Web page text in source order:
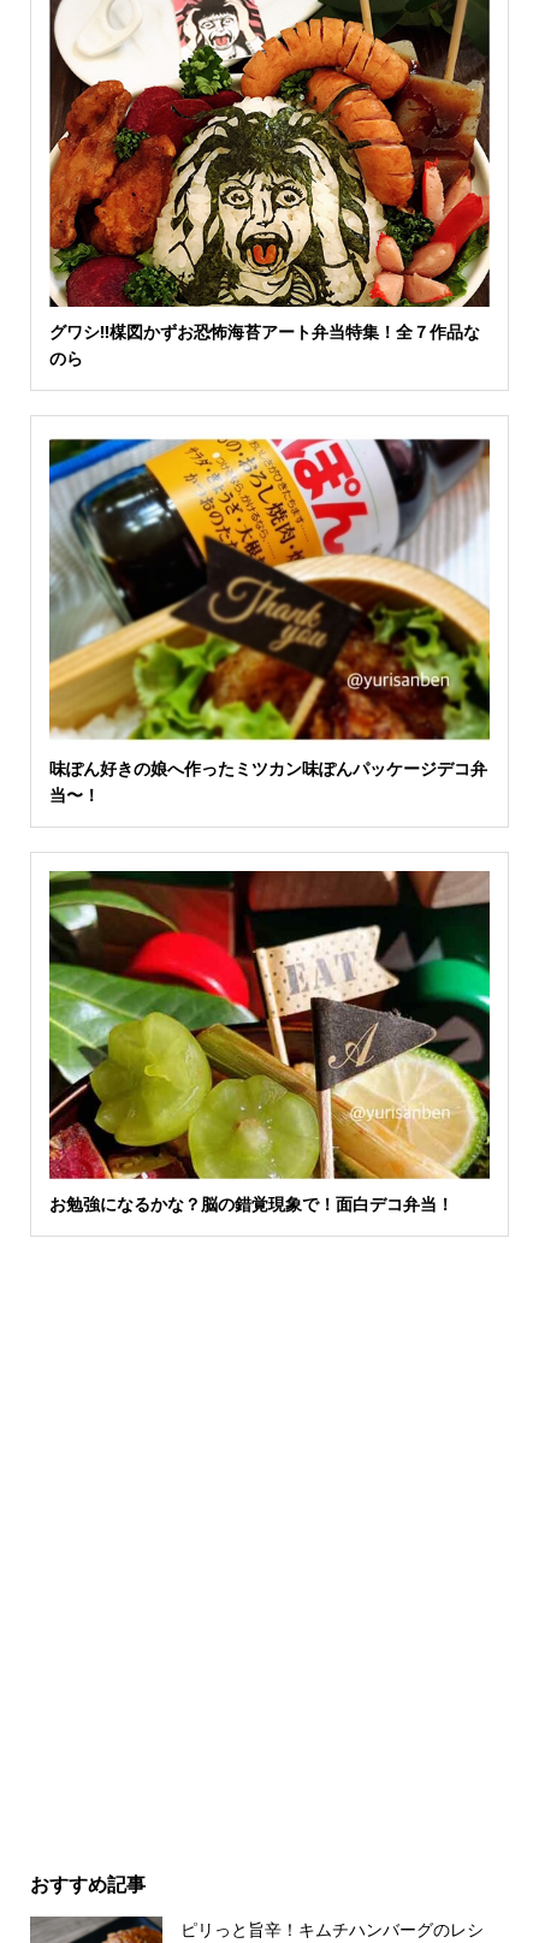
グワシ‼︎楳図かずお恐怖海苔アート弁当特集！全７作品な
のら
味ぽん好きの娘へ作ったミツカン味ぽんパッケージデコ弁
当〜！
お勉強になるかな？脳の錯覚現象で！面白デコ弁当！
おすすめ記事
ピリっと旨辛！キムチハンバーグのレシ